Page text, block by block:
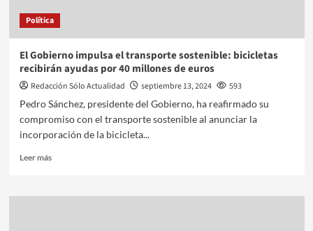
Política
El Gobierno impulsa el transporte sostenible: bicicletas
recibirán ayudas por 40 millones de euros
Redacción Sólo Actualidad septiembre 13, 2024
593
Pedro Sánchez, presidente del Gobierno, ha reafirmado su
compromiso con el transporte sostenible al anunciar la
incorporación de la bicicleta...
Leer más